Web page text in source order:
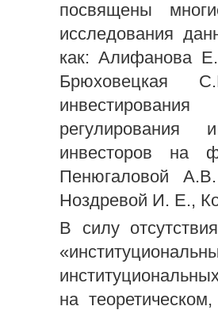
посвящены
исследования
как: Алифанова
Брюховецкая
инвестирования
регулирования
инвесторов на
Пенюгаловой
Ноздревой И. Е.,
В силу
на